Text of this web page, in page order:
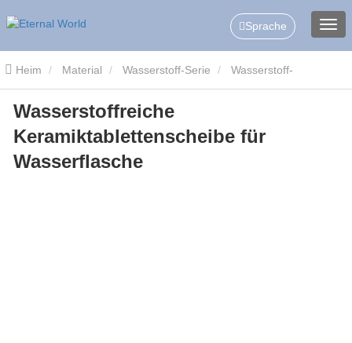
Sprache
Heim Material Wasserstoff-Serie Wasserstoff-
Keramikscheiben/-Tabletten Wasserstoffreiche
Keramiktablettenscheibe für Wasserflasche
Wasserstoffreiche
Keramiktablettenscheibe für
Wasserflasche